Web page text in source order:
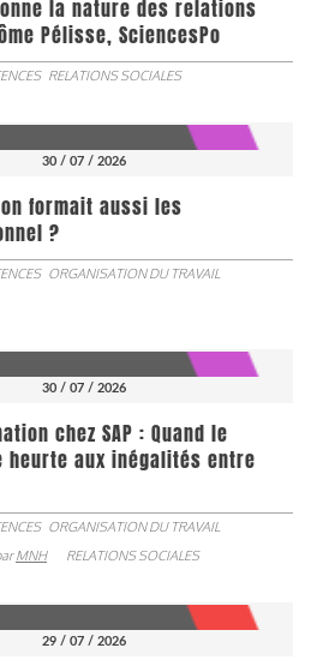
la nature des relations
Pélisse, SciencesPo
RELATIONS SOCIALES
30 / 07 / 2026
formait aussi les
?
ORGANISATION DU TRAVAIL
30 / 07 / 2026
chez SAP : Quand le
heurte aux inégalités entre
ORGANISATION DU TRAVAIL
MNH RELATIONS SOCIALES
29 / 07 / 2026